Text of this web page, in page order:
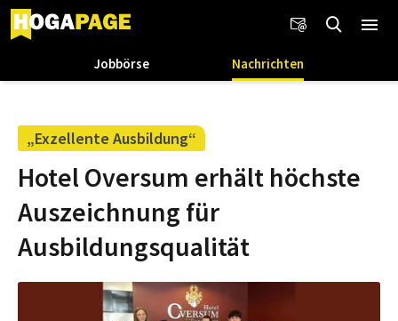
Jobbörse Nachrichten
„Exzellente Ausbildung“
Hotel Oversum erhält höchste
Auszeichnung für
Ausbildungsqualität